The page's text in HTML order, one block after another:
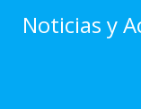
Noticias y